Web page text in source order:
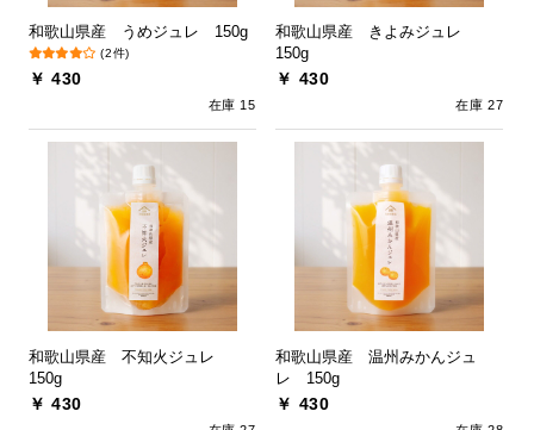
和歌山県産 うめジュレ 150g
(2件)
￥ 430
在庫 15
和歌山県産 きよみジュレ
150g
￥ 430
在庫 27
和歌山県産 不知火ジュレ
150g
￥ 430
和歌山県産 温州みかんジュ
レ 150g
￥ 430